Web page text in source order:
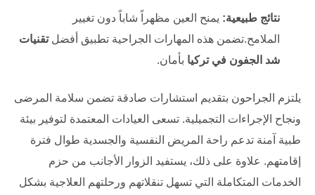
نتائج طبيعية: يمنح العين مظهراً شاباً دون تغيير
الملامح.تضمن هذه المهارات الجراحية تطبيق أفضلتقنيات
شد الجفون في تركيا بأمان.
يلتزم الجراحون بتقديم استشارات صادقة تضمن سلامة المرضى
ونجاح الإجراءات التجميلية. تسعى العيادات المعتمدة لتوفير بيئة
طبية آمنة تدعم راحة المريض النفسية والجسدية طوال فترة
إقامتهم. علاوة على ذلك، يستفيد الزوار الأجانب من حزم
الخدمات المتكاملة التي تسهل تنقلاتهم ورحلتهم العلاجية بشكل